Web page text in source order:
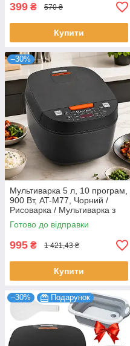
399 ₴ 570 ₴
Купити
–30%
Мультиварка 5 л, 10 програм,
900 Вт, AT-M77, Чорний /
Рисоварка / Мультиварка з
антипригарною чашею
Готово до відправки
995 ₴ 1 421,43 ₴
Купити
–30% Подарунок